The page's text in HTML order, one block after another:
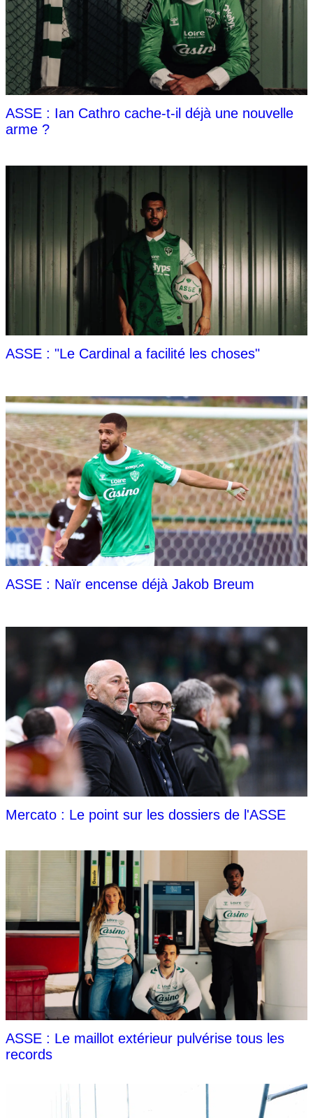
ASSE : Ian Cathro cache-t-il déjà une nouvelle
arme ?
ASSE : "Le Cardinal a facilité les choses"
ASSE : Naïr encense déjà Jakob Breum
Mercato : Le point sur les dossiers de l'ASSE
ASSE : Le maillot extérieur pulvérise tous les
records